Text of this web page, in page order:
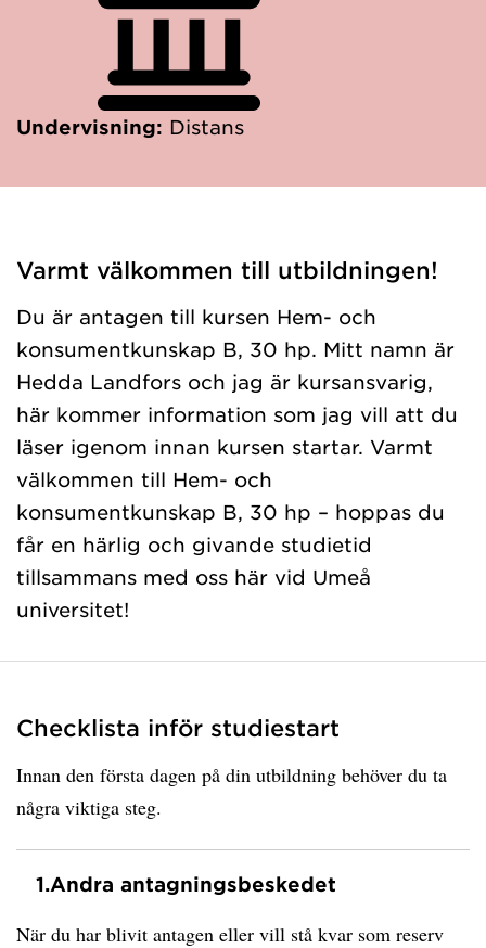
Undervisning: Distans
Varmt välkommen till utbildningen!
Du är antagen till kursen Hem- och
konsumentkunskap B, 30 hp. Mitt namn är
Hedda Landfors och jag är kursansvarig,
här kommer information som jag vill att du
läser igenom innan kursen startar. Varmt
välkommen till Hem- och
konsumentkunskap B, 30 hp – hoppas du
får en härlig och givande studietid
tillsammans med oss här vid Umeå
universitet!
Checklista inför studiestart
Innan den första dagen på din utbildning behöver du ta
några viktiga steg.
1.Andra antagningsbeskedet
När du har blivit antagen eller vill stå kvar som reserv